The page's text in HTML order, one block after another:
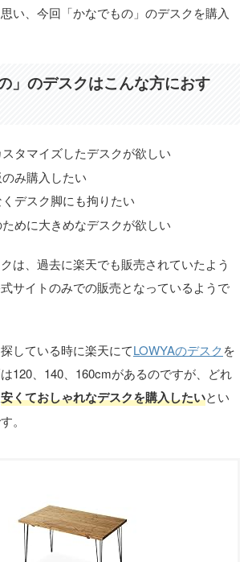
い、今回「かなでもの」のデスクを購入
」のデスクはこんな方におす
タマイズしたデスクが欲しい
み購入したい
デスク脚にも拘りたい
めに大きめなデスクが欲しい
は、過去に楽天でも販売されていたよう
サイトのみでの販売となっているようで
している時に楽天にてLOWYAのデスクを
120、140、160cmがあるのですが、どれ
安くておしゃれなデスクを購入したいとい
。